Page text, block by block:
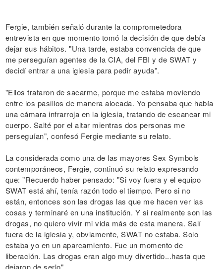
Fergie, también señaló durante la comprometedora
entrevista en que momento tomó la decisión de que debía
dejar sus hábitos. "Una tarde, estaba convencida de que
me perseguían agentes de la CIA, del FBI y de SWAT y
decidí entrar a una iglesia para pedir ayuda”.
"Ellos trataron de sacarme, porque me estaba moviendo
entre los pasillos de manera alocada. Yo pensaba que había
una cámara infrarroja en la iglesia, tratando de escanear mi
cuerpo. Salté por el altar mientras dos personas me
perseguían", confesó Fergie mediante su relato.
La considerada como una de las mayores Sex Symbols
contemporáneos, Fergie, continuó su relato expresando
que: "Recuerdo haber pensado: "Si voy fuera y el equipo
SWAT está ahí, tenía razón todo el tiempo. Pero si no
están, entonces son las drogas las que me hacen ver las
cosas y terminaré en una institución. Y si realmente son las
drogas, no quiero vivir mi vida más de esta manera. Salí
fuera de la iglesia y, obviamente, SWAT no estaba. Solo
estaba yo en un aparcamiento. Fue un momento de
liberación. Las drogas eran algo muy divertido...hasta que